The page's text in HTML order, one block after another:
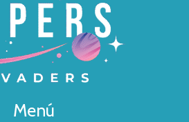
Menú